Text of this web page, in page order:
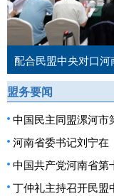
盟务要闻
中国民主同盟漯河市
中国共产党河南省第
丁仲礼主持召开民